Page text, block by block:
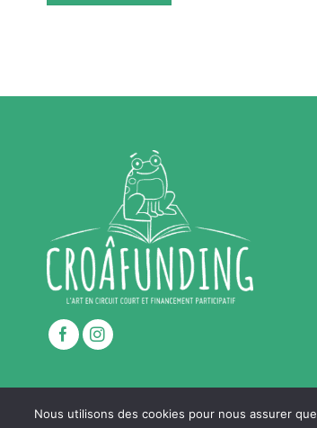
Nous utilisons des cookies pour nous assurer